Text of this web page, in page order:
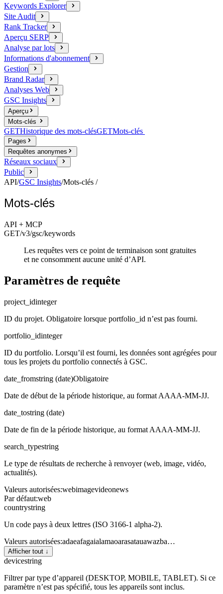
Keywords Explorer
Site Audit
Rank Tracker
Aperçu SERP
Analyse par lots
Informations d'abonnement
Gestion
Brand Radar
Analyses Web
GSC Insights
Aperçu
Mots-clés
GETHistorique des mots-clésGETMots-clés
Pages
Requêtes anonymes
Réseaux sociaux
Public
API/GSC Insights/Mots-clés /
Mots-clés
API + MCP
GET/v3/gsc/keywords
Les requêtes vers ce point de terminaison sont gratuites
et ne consomment aucune unité d’API.
Paramètres de requête
project_idinteger
ID du projet. Obligatoire lorsque portfolio_id n’est pas fourni.
portfolio_idinteger
ID du portfolio. Lorsqu’il est fourni, les données sont agrégées pour
tous les projets du portfolio connectés à GSC.
date_fromstring (date)Obligatoire
Date de début de la période historique, au format AAAA-MM-JJ.
date_tostring (date)
Date de fin de la période historique, au format AAAA-MM-JJ.
search_typestring
Le type de résultats de recherche à renvoyer (web, image, vidéo,
actualités).
Valeurs autorisées:webimagevideonews
Par défaut:web
countrystring
Un code pays à deux lettres (ISO 3166-1 alpha-2).
Valeurs autorisées:adaeafagaialamaoarasatauawazba…
Afficher tout ↓
devicestring
Filtrer par type d’appareil (DESKTOP, MOBILE, TABLET). Si ce
paramètre n’est pas spécifié, tous les appareils sont inclus.